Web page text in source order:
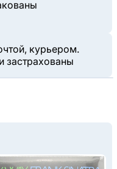
курьером.
застрахованы